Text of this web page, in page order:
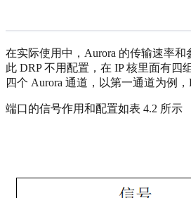
在实际使用中，Aurora 的传输速率和
此 DRP 不用配置，在 IP 核里面有四
四个 Aurora 通道，以第一通道为例，
端口的信号作用和配置如表 4.2 所示